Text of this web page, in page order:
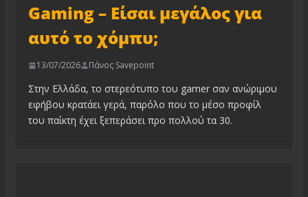
Gaming – Είσαι μεγάλος για
αυτό το χόμπυ;
13/07/2026 Πάνος Savepoint
Στην Ελλάδα, το στερεότυπο του gamer σαν ανώριμου
εφήβου κρατάει γερά, παρόλο που το μέσο προφίλ
του παίκτη έχει ξεπεράσει προ πολλού τα 30.